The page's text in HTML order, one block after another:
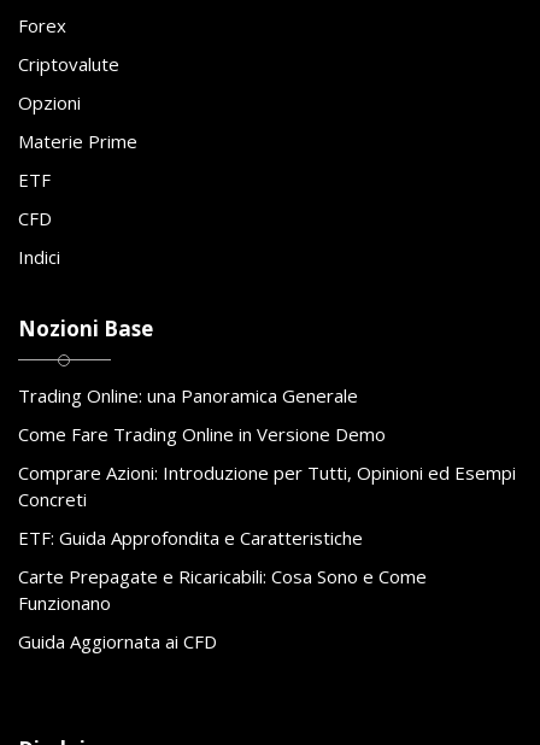
Forex
Criptovalute
Opzioni
Materie Prime
ETF
CFD
Indici
Nozioni Base
Trading Online: una Panoramica Generale
Come Fare Trading Online in Versione Demo
Comprare Azioni: Introduzione per Tutti, Opinioni ed Esempi
Concreti
ETF: Guida Approfondita e Caratteristiche
Carte Prepagate e Ricaricabili: Cosa Sono e Come
Funzionano
Guida Aggiornata ai CFD